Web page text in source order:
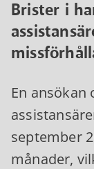
Brister i
En
september
månader,